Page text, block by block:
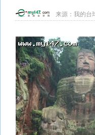
来源： 我的台